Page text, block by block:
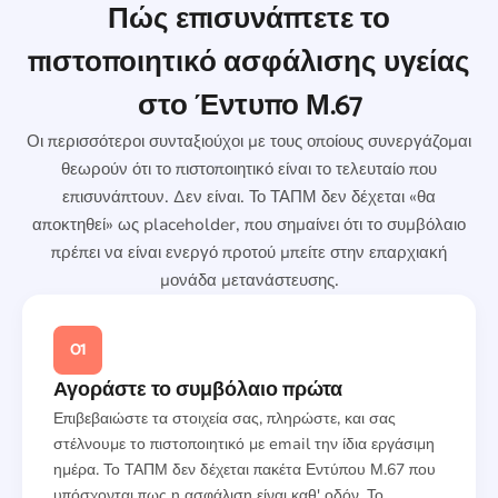
Πώς επισυνάπτετε το
πιστοποιητικό ασφάλισης υγείας
στο Έντυπο Μ.67
Οι περισσότεροι συνταξιούχοι με τους οποίους συνεργάζομαι
θεωρούν ότι το πιστοποιητικό είναι το τελευταίο που
επισυνάπτουν. Δεν είναι. Το ΤΑΠΜ δεν δέχεται «θα
αποκτηθεί» ως placeholder, που σημαίνει ότι το συμβόλαιο
πρέπει να είναι ενεργό προτού μπείτε στην επαρχιακή
μονάδα μετανάστευσης.
01
Αγοράστε το συμβόλαιο πρώτα
Επιβεβαιώστε τα στοιχεία σας, πληρώστε, και σας
στέλνουμε το πιστοποιητικό με email την ίδια εργάσιμη
ημέρα. Το ΤΑΠΜ δεν δέχεται πακέτα Εντύπου Μ.67 που